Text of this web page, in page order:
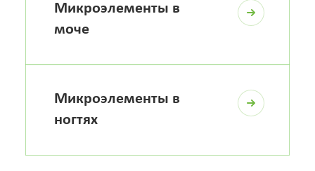
Микроэлементы в
моче
Микроэлементы в
ногтях